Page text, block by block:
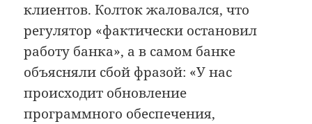
клиентов. Колток жаловался, что
регулятор «фактически остановил
работу банка», а в самом банке
объясняли сбой фразой: «У нас
происходит обновление
программного обеспечения,